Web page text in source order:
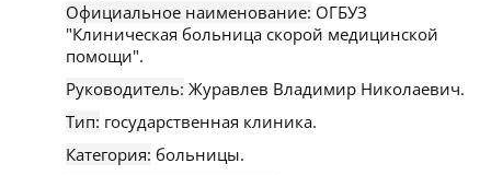
Официальное наименование: ОГБУЗ
"Клиническая больница скорой медицинской
помощи".
Руководитель: Журавлев Владимир Николаевич.
Тип: государственная клиника.
Категория: больницы.